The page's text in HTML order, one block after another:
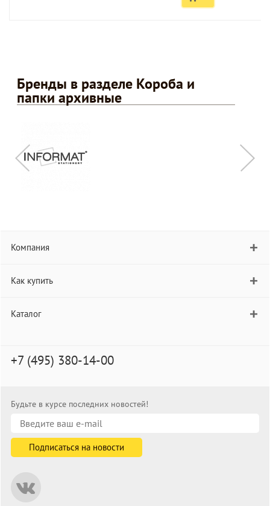
Бренды в разделе Короба и
папки архивные
Компания
Как купить
Каталог
+7 (495) 380-14-00
Будьте в курсе последних новостей!